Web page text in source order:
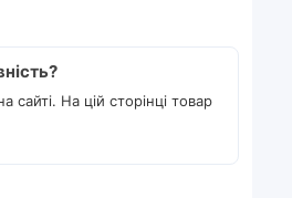
сайті. На цій сторінці товар